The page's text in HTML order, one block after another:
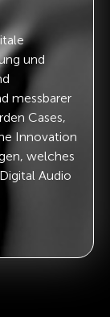
und
messbarer
Cases,
Innovation
welches
Audio